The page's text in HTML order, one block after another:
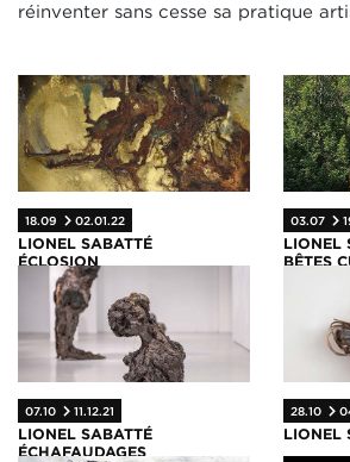
réinventer sans cesse sa pratique
18.09 02.01.22
LIONEL SABATTÉ
ÉCLOSION
03.07
LIONEL
BÊTES
07.10 11.12.21
LIONEL SABATTÉ
ÉCHAFAUDAGES
28.10
LIONEL